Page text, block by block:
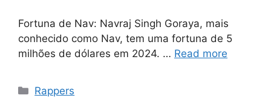
Fortuna de Nav: Navraj Singh Goraya, mais
conhecido como Nav, tem uma fortuna de 5
milhões de dólares em 2024. … Read more
Categories
Rappers